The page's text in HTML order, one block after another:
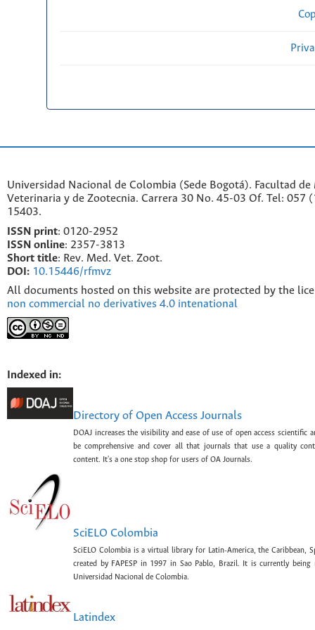
Universidad Nacional de Colombia (Sede Bogotá). Facultad de
Veterinaria y de Zootecnia. Carrera 30 No. 45-03 Of. Tel: 057
15403.
ISSN print: 0120-2952
SSN online: 2357-3813
Short title: Rev. Med. Vet. Zoot.
DOI: 10.15446/rfmvz
All documents hosted on this website are protected by the
non commercial no derivatives 4.0 intenational
Indexed in:
Directory of Open Access Journals
DOAJ increases the visibility and ease of use of open access scientific
be comprehensive and cover all that journals that use a quality
content. It's a one stop shop for users of OA Journals.
SciELO Colombia
SciELO Colombia is a virtual library for Latin-America, the Caribbean,
created by FAPESP in 1997 in Sao Pablo, Brazil. It is currently being
Universidad Nacional de Colombia.
Latindex